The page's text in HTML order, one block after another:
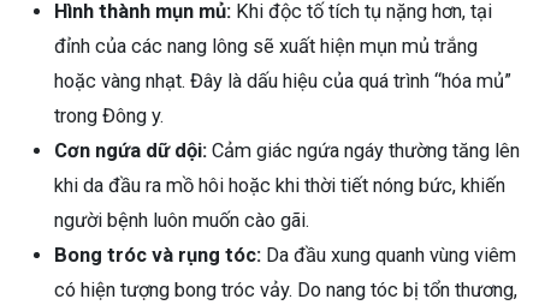
Hình thành mụn mủ: Khi độc tố tích tụ nặng hơn, tại
đỉnh của các nang lông sẽ xuất hiện mụn mủ trắng
hoặc vàng nhạt. Đây là dấu hiệu của quá trình “hóa mủ”
trong Đông y.
Cơn ngứa dữ dội: Cảm giác ngứa ngáy thường tăng lên
khi da đầu ra mồ hôi hoặc khi thời tiết nóng bức, khiến
người bệnh luôn muốn cào gãi.
Bong tróc và rụng tóc: Da đầu xung quanh vùng viêm
có hiện tượng bong tróc vảy. Do nang tóc bị tổn thương,